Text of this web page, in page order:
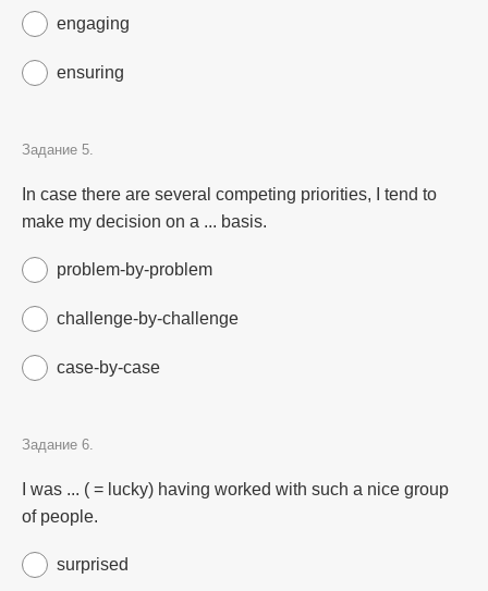
engaging
ensuring
Задание 5.
In case there are several competing priorities, I tend to
make my decision on a ... basis.
problem-by-problem
challenge-by-challenge
case-by-case
Задание 6.
I was ... ( = lucky) having worked with such a nice group
of people.
surprised